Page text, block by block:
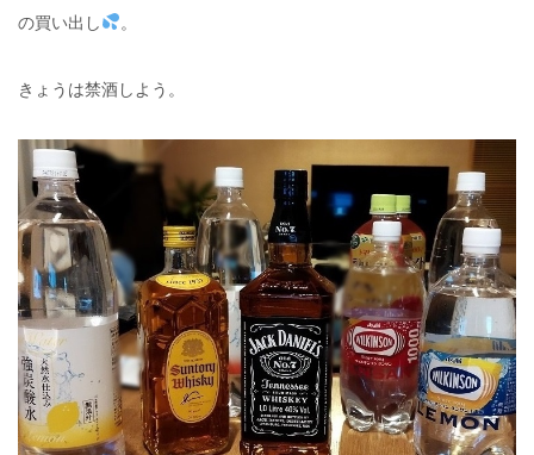
の買い出し
。
きょうは禁酒しよう。